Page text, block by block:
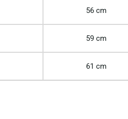
56 cm
59 cm
61 cm